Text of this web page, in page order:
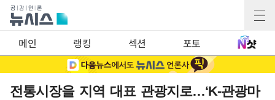
메인 랭킹 섹션 포토
전통시장을 지역 대표 관광지로…‘K-관광마